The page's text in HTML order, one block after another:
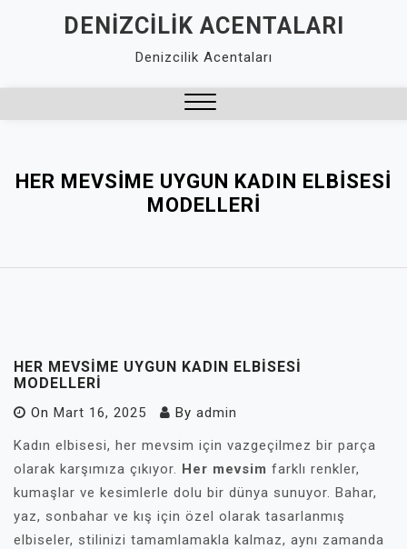
DENIZCILIK ACENTALARI
Denizcilik Acentaları
HER MEVSIME UYGUN KADIN ELBISESI
MODELLERI
HER MEVSIME UYGUN KADIN ELBISESI
MODELLERI
On Mart 16, 2025 By admin
Kadın elbisesi, her mevsim için vazgeçilmez bir parça
olarak karşımıza çıkıyor. Her mevsim farklı renkler,
kumaşlar ve kesimlerle dolu bir dünya sunuyor. Bahar,
yaz, sonbahar ve kış için özel olarak tasarlanmış
elbiseler, stilinizi tamamlamakla kalmaz, aynı zamanda